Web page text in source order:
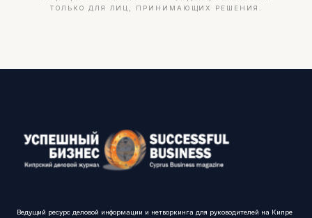
ТОЛЬКО ДЛЯ ЛИЦ, ПРИНИМАЮЩИХ РЕШЕНИЯ.
Ведущий ресурс деловой информации и нетворкинга для руководителей на Кипре